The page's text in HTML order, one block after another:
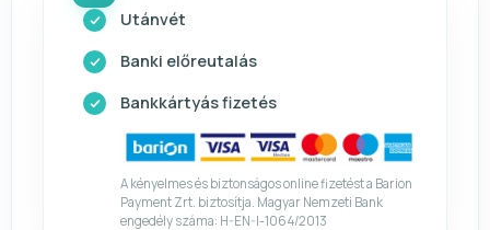
Utánvét
Banki előreutalás
Bankkártyás fizetés
A kényelmes és biztonságos online fizetést a Barion
Payment Zrt. biztosítja. Magyar Nemzeti Bank
engedély száma: H-EN-I-1064/2013